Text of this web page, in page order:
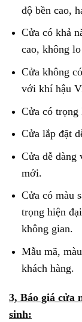
độ bền cao,
Cửa có khả
cao, không
Cửa không
với khí hậu
Cửa có trọng
Cửa lắp đặt
Cửa dễ dàng
mới.
Cửa có màu
trọng hiện
không gian.
Mẫu mã,
khách hàng.
3, Báo giá cửa
sinh: